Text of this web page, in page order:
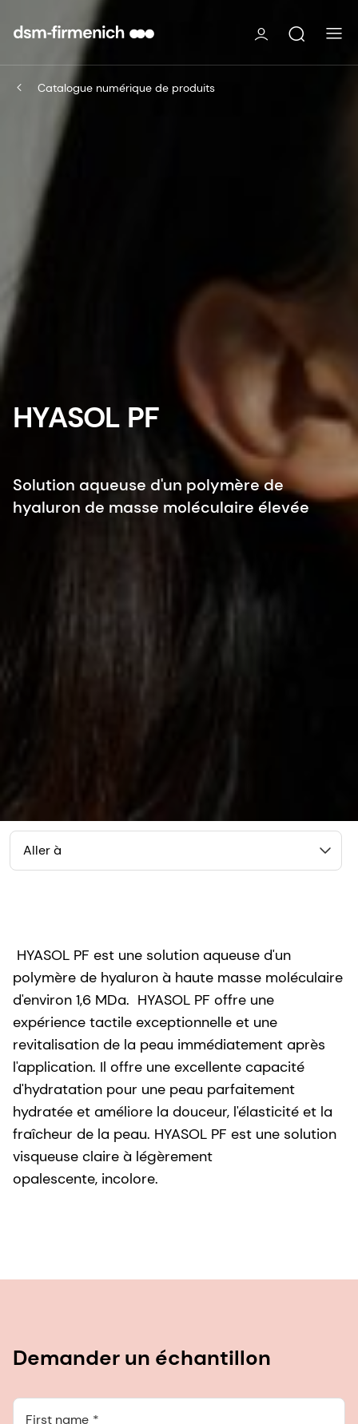
Catalogue numérique de produits
HYASOL PF
Solution aqueuse d'un polymère de
hyaluron de masse moléculaire élevée
Aller à
HYASOL PF est une solution aqueuse d'un
polymère de hyaluron à haute masse moléculaire
d'environ 1,6 MDa. HYASOL PF offre une
expérience tactile exceptionnelle et une
revitalisation de la peau immédiatement après
l'application. Il offre une excellente capacité
d'hydratation pour une peau parfaitement
hydratée et améliore la douceur, l'élasticité et la
fraîcheur de la peau. HYASOL PF est une solution
visqueuse claire à légèrement
opalescente, incolore.
Demander un échantillon
First name